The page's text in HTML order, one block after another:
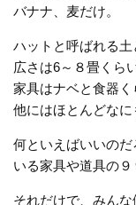
バナナ、麦だけ。
ハットと呼ばれる土
広さは6～８畳くら
家具はナベと食器く
他にはほとんどなに
何といえばいいの
いる家具や道具の９
それだけで、みんな